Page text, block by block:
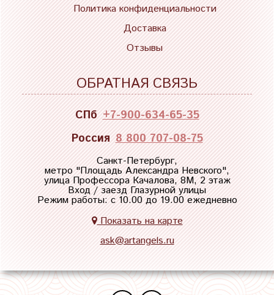
Политика конфиденциальности
Доставка
Отзывы
ОБРАТНАЯ СВЯЗЬ
СПб +7-900-634-65-35
Россия 8 800 707-08-75
Санкт-Петербург,
метро "Площадь Александра Невского",
улица Профессора Качалова, 8М, 2 этаж
Вход / заезд Глазурной улицы
Режим работы: с 10.00 до 19.00 ежедневно
Показать на карте
ask@artangels.ru